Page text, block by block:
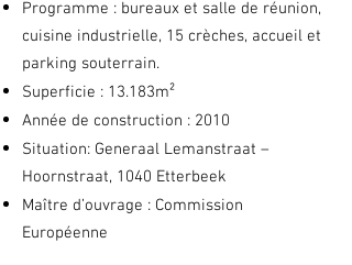
Programme : bureaux et salle de réunion,
cuisine industrielle, 15 crèches, accueil et
parking souterrain.
Superficie : 13.183m²
Année de construction : 2010
Situation: Generaal Lemanstraat –
Hoornstraat, 1040 Etterbeek
Maître d’ouvrage : Commission
Européenne